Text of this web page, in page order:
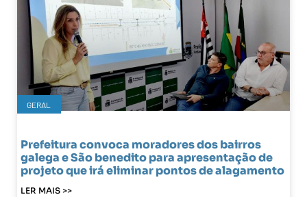
GERAL
Prefeitura convoca moradores dos bairros
galega e São benedito para apresentação de
projeto que irá eliminar pontos de alagamento
LER MAIS >>